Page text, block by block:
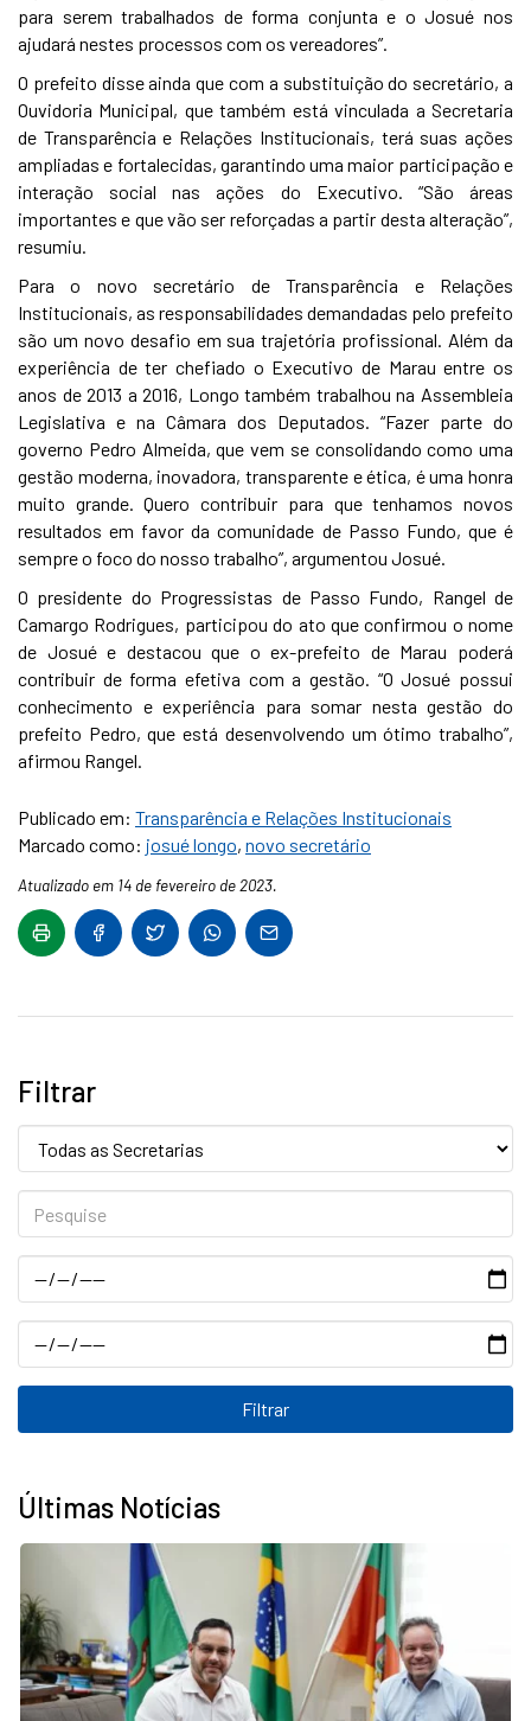
para serem trabalhados de forma conjunta e o Josué nos
ajudará nestes processos com os vereadores”.
O prefeito disse ainda que com a substituição do secretário, a
Ouvidoria Municipal, que também está vinculada a Secretaria
de Transparência e Relações Institucionais, terá suas ações
ampliadas e fortalecidas, garantindo uma maior participação e
interação social nas ações do Executivo. “São áreas
importantes e que vão ser reforçadas a partir desta alteração”,
resumiu.
Para o novo secretário de Transparência e Relações
Institucionais, as responsabilidades demandadas pelo prefeito
são um novo desafio em sua trajetória profissional. Além da
experiência de ter chefiado o Executivo de Marau entre os
anos de 2013 a 2016, Longo também trabalhou na Assembleia
Legislativa e na Câmara dos Deputados. “Fazer parte do
governo Pedro Almeida, que vem se consolidando como uma
gestão moderna, inovadora, transparente e ética, é uma honra
muito grande. Quero contribuir para que tenhamos novos
resultados em favor da comunidade de Passo Fundo, que é
sempre o foco do nosso trabalho”, argumentou Josué.
O presidente do Progressistas de Passo Fundo, Rangel de
Camargo Rodrigues, participou do ato que confirmou o nome
de Josué e destacou que o ex-prefeito de Marau poderá
contribuir de forma efetiva com a gestão. “O Josué possui
conhecimento e experiência para somar nesta gestão do
prefeito Pedro, que está desenvolvendo um ótimo trabalho”,
afirmou Rangel.
Publicado em: Transparência e Relações Institucionais
Marcado como: josué longo, novo secretário
Atualizado em 14 de fevereiro de 2023.
Filtrar
Data
Data
Últimas Notícias